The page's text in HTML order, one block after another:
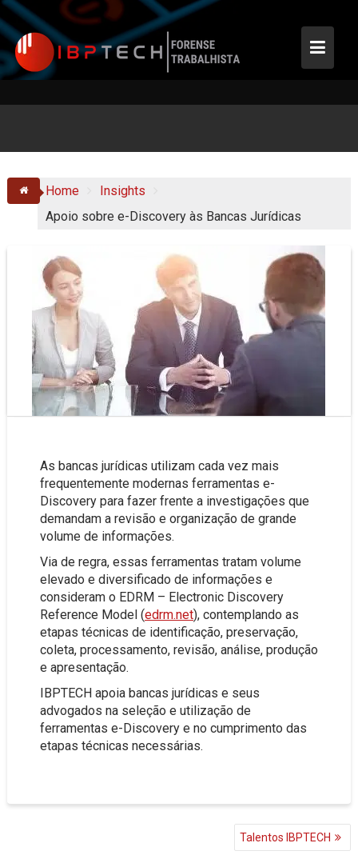
Skip
to
content
Home
Insights
Apoio sobre e-Discovery às Bancas Jurídicas
As bancas jurídicas utilizam cada vez mais
frequentemente modernas ferramentas e-
Discovery para fazer frente a investigações que
demandam a revisão e organização de grande
volume de informações.
Via de regra, essas ferramentas tratam volume
elevado e diversificado de informações e
consideram o EDRM – Electronic Discovery
Reference Model (edrm.net), contemplando as
etapas técnicas de identificação, preservação,
coleta, processamento, revisão, análise, produção
e apresentação.
IBPTECH apoia bancas jurídicas e seus
advogados na seleção e utilização de
ferramentas e-Discovery e no cumprimento das
etapas técnicas necessárias.
Talentos IBPTECH